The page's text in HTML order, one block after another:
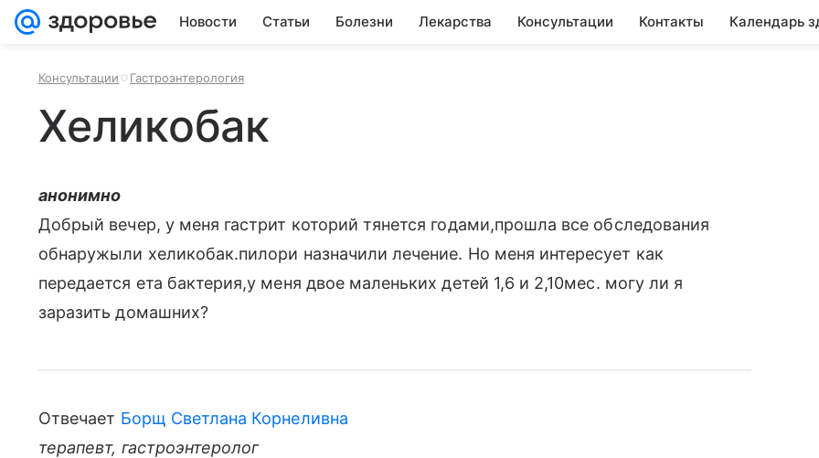
Новости Статьи Болезни Лекарства Консультации Контакты Календарь
Консультации Гастроэнтерология
Хеликобак
анонимно
Добрый вечер, у меня гастрит которий тянется годами,прошла все обследования
обнаружыли хеликобак.пилори назначили лечение. Но меня интересует как
передается ета бактерия,у меня двое маленьких детей 1,6 и 2,10мес. могу ли я
заразить домашних?
Отвечает Борщ Светлана Корнеливна
терапевт, гастроэнтеролог